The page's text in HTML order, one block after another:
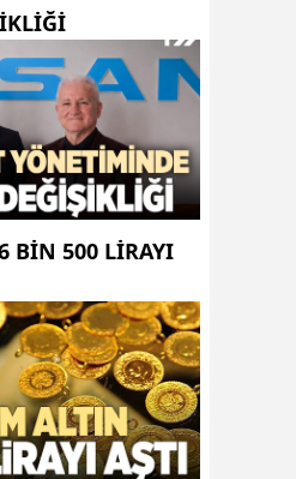
BIN 500 LIRAYI